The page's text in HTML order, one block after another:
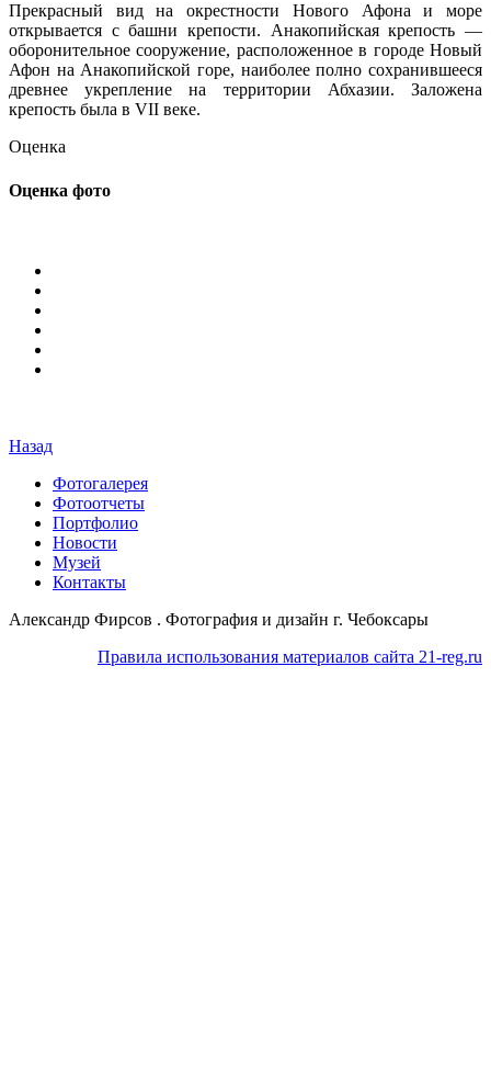
Прекрасный вид на окрестности Нового Афона и море
открывается с башни крепости. Анакопийская крепость —
оборонительное сооружение, расположенное в городе Новый
Афон на Анакопийской горе, наиболее полно сохранившееся
древнее укрепление на территории Абхазии. Заложена
крепость была в VII веке.
Оценка
Оценка фото
Назад
Фотогалерея
Фотоотчеты
Портфолио
Новости
Музей
Контакты
Александр Фирсов . Фотография и дизайн г. Чебоксары
Правила использования материалов сайта 21-reg.ru